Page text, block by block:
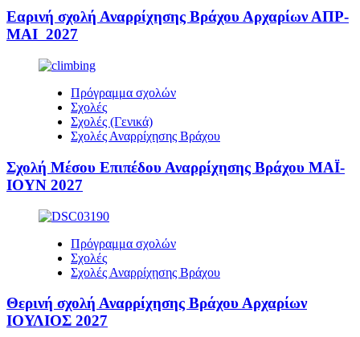
Εαρινή σχολή Αναρρίχησης Βράχου Αρχαρίων ΑΠΡ-
ΜΑΙ 2027
Πρόγραμμα σχολών
Σχολές
Σχολές (Γενικά)
Σχολές Αναρρίχησης Βράχου
Σχολή Μέσου Επιπέδου Αναρρίχησης Βράχου ΜΑΪ-
ΙΟΥΝ 2027
Πρόγραμμα σχολών
Σχολές
Σχολές Αναρρίχησης Βράχου
Θερινή σχολή Αναρρίχησης Βράχου Αρχαρίων
ΙΟΥΛΙΟΣ 2027